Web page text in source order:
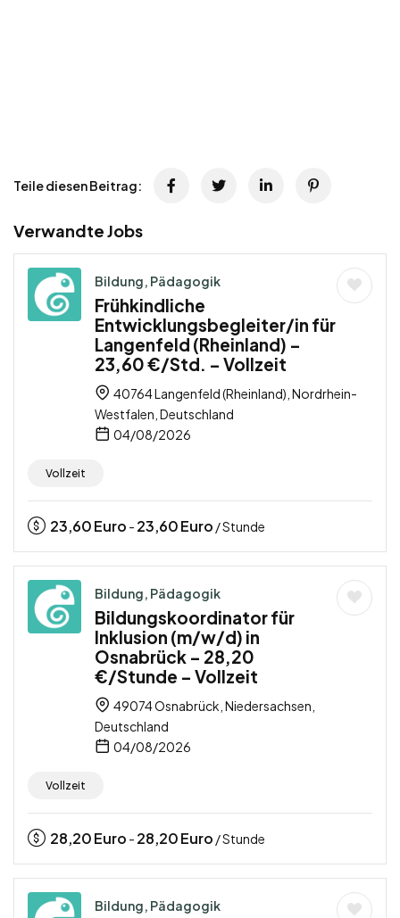
Teile diesen Beitrag:
Verwandte Jobs
Bildung, Pädagogik
Frühkindliche
Entwicklungsbegleiter/in für
Langenfeld (Rheinland) –
23,60 €/Std. – Vollzeit
40764 Langenfeld (Rheinland), Nordrhein-
Westfalen, Deutschland
04/08/2026
Vollzeit
23,60Euro - 23,60Euro / Stunde
Bildung, Pädagogik
Bildungskoordinator für
Inklusion (m/w/d) in
Osnabrück – 28,20
€/Stunde – Vollzeit
49074 Osnabrück, Niedersachsen,
Deutschland
04/08/2026
Vollzeit
28,20Euro - 28,20Euro / Stunde
Bildung, Pädagogik